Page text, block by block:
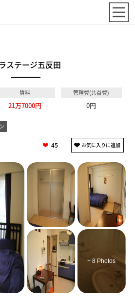
ステージ五反田
賃料
21万7000円
管理費(共益費)
0円
45
+ 8 Photos